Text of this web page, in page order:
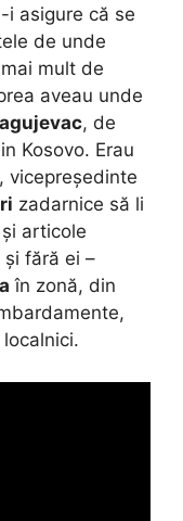
i asigure că se
de unde
mult de
aveau unde
, de
Kosovo. Erau
, vicepreședinte
zadarnice să li
articole
fără ei –
în zonă, din